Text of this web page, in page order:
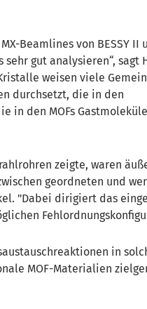
Beamlines von BESSY II
gut analysieren“, sagt
weisen viele
durchsetzt, die in den
in den MOFs
zeigte, waren
geordneten und
"Dabei dirigiert das
in
MOF-Materialien